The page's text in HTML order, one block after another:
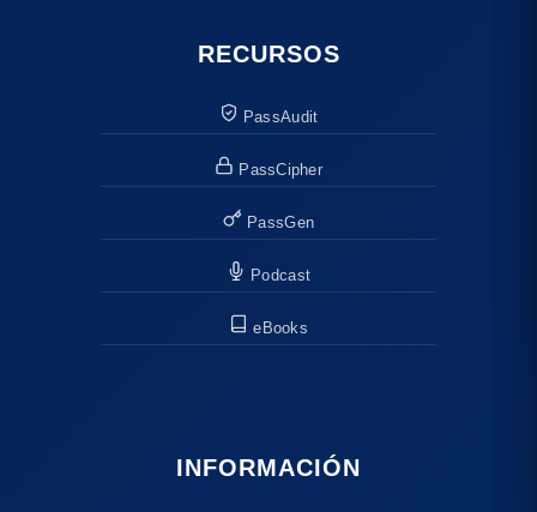
RECURSOS
PassAudit
PassCipher
PassGen
Podcast
eBooks
INFORMACIÓN